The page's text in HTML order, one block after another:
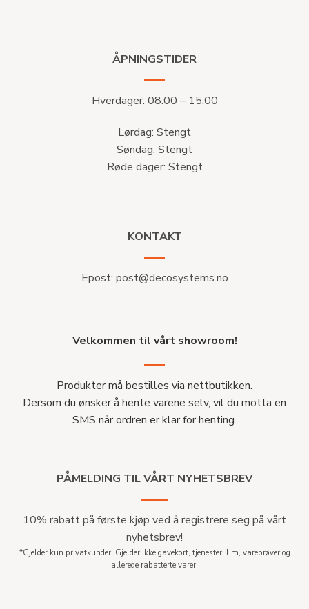
ÅPNINGSTIDER
Hverdager: 08:00 – 15:00
Lørdag: Stengt
Søndag: Stengt
Røde dager: Stengt
KONTAKT
Epost: post@decosystems.no
Velkommen til vårt showroom!
Produkter må bestilles via nettbutikken.
Dersom du ønsker å hente varene selv, vil du motta en
SMS når ordren er klar for henting.
PÅMELDING TIL VÅRT NYHETSBREV
10% rabatt på første kjøp ved å registrere seg på vårt
nyhetsbrev!
*Gjelder kun privatkunder. Gjelder ikke gavekort, tjenester, lim, vareprøver og
allerede rabatterte varer.